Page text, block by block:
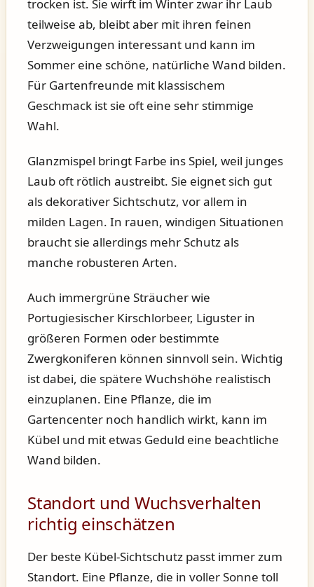
trocken ist. Sie wirft im Winter zwar ihr Laub
teilweise ab, bleibt aber mit ihren feinen
Verzweigungen interessant und kann im
Sommer eine schöne, natürliche Wand bilden.
Für Gartenfreunde mit klassischem
Geschmack ist sie oft eine sehr stimmige
Wahl.
Glanzmispel bringt Farbe ins Spiel, weil junges
Laub oft rötlich austreibt. Sie eignet sich gut
als dekorativer Sichtschutz, vor allem in
milden Lagen. In rauen, windigen Situationen
braucht sie allerdings mehr Schutz als
manche robusteren Arten.
Auch immergrüne Sträucher wie
Portugiesischer Kirschlorbeer, Liguster in
größeren Formen oder bestimmte
Zwergkoniferen können sinnvoll sein. Wichtig
ist dabei, die spätere Wuchshöhe realistisch
einzuplanen. Eine Pflanze, die im
Gartencenter noch handlich wirkt, kann im
Kübel und mit etwas Geduld eine beachtliche
Wand bilden.
Standort und Wuchsverhalten
richtig einschätzen
Der beste Kübel-Sichtschutz passt immer zum
Standort. Eine Pflanze, die in voller Sonne toll